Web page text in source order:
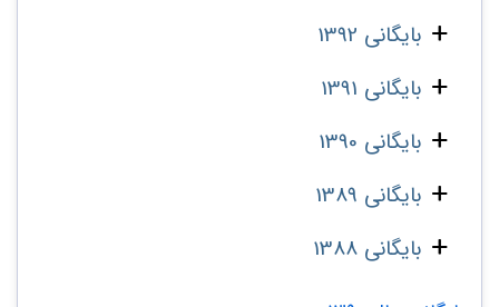
بایگانی 1392
بایگانی 1391
بایگانی 1390
بایگانی 1389
بایگانی 1388